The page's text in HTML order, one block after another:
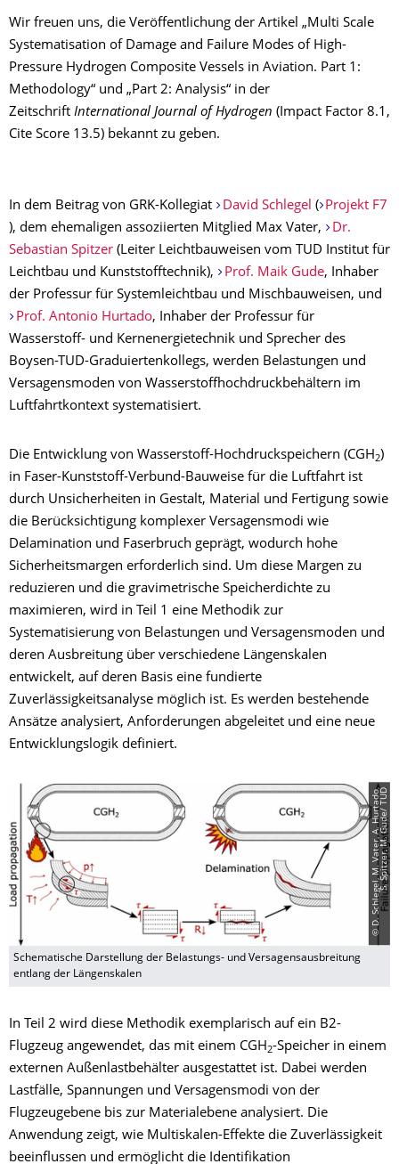
Wir freuen uns, die Veröffentlichung der Artikel „Multi Scale
Systematisation of Damage and Failure Modes of High-
Pressure Hydrogen Composite Vessels in Aviation. Part 1:
Methodology“ und „Part 2: Analysis“ in der
Zeitschrift International Journal of Hydrogen (Impact Factor 8.1,
Cite Score 13.5) bekannt zu geben.
In dem Beitrag von GRK-Kollegiat David Schlegel ( Projekt F7
), dem ehemaligen assoziierten Mitglied Max Vater,
Dr.
Sebastian Spitzer (Leiter Leichtbauweisen vom TUD Institut für
Leichtbau und Kunststofftechnik),
Prof. Maik Gude, Inhaber
der Professur für Systemleichtbau und Mischbauweisen, und
Prof. Antonio Hurtado, Inhaber der Professur für
Wasserstoff- und Kernenergietechnik und Sprecher des
Boysen-TUD-Graduiertenkollegs, werden Belastungen und
Versagensmoden von Wasserstoffhochdruckbehältern im
Luftfahrtkontext systematisiert.
Die Entwicklung von Wasserstoff-Hochdruckspeichern (CGH2)
in Faser-Kunststoff-Verbund-Bauweise für die Luftfahrt ist
durch Unsicherheiten in Gestalt, Material und Fertigung sowie
die Berücksichtigung komplexer Versagensmodi wie
Delamination und Faserbruch geprägt, wodurch hohe
Sicherheitsmargen erforderlich sind. Um diese Margen zu
reduzieren und die gravimetrische Speicherdichte zu
maximieren, wird in Teil 1 eine Methodik zur
Systematisierung von Belastungen und Versagensmoden und
deren Ausbreitung über verschiedene Längenskalen
entwickelt, auf deren Basis eine fundierte
Zuverlässigkeitsanalyse möglich ist. Es werden bestehende
Ansätze analysiert, Anforderungen abgeleitet und eine neue
Entwicklungslogik definiert.
©
D
.
S
c
h
l
e
g
e
l,
M
.
V
a
t
e
r,
A
.
H
u
r
t
a
d
o,
S
.
S
p
i
t
z
e
r,
M
.
G
u
d
e
/
T
UD
Schematische Darstellung der Belastungs- und Versagensausbreitung
entlang der Längenskalen
In Teil 2 wird diese Methodik exemplarisch auf ein B2-
Flugzeug angewendet, das mit einem CGH2-Speicher in einem
externen Außenlastbehälter ausgestattet ist. Dabei werden
Lastfälle, Spannungen und Versagensmodi von der
Flugzeugebene bis zur Materialebene analysiert. Die
Anwendung zeigt, wie Multiskalen-Effekte die Zuverlässigkeit
beeinflussen und ermöglicht die Identifikation